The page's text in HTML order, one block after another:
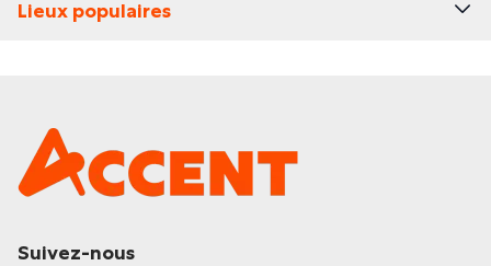
Lieux populaires
Suivez-nous